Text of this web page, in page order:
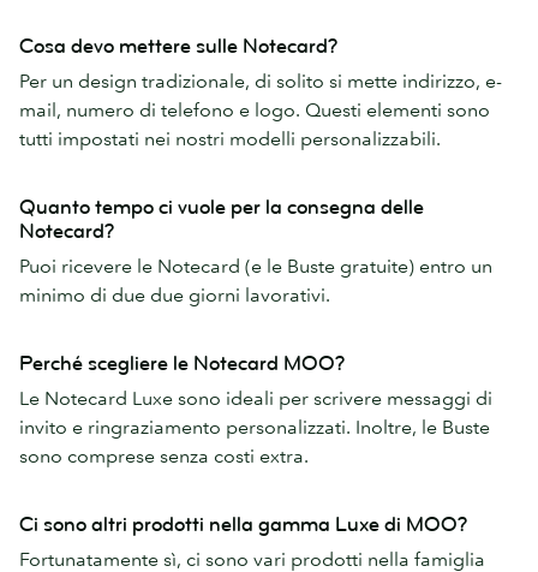
Cosa devo mettere sulle Notecard?
Per un design tradizionale, di solito si mette indirizzo, e-
mail, numero di telefono e logo. Questi elementi sono
tutti impostati nei nostri modelli personalizzabili.
Quanto tempo ci vuole per la consegna delle
Notecard?
Puoi ricevere le Notecard (e le Buste gratuite) entro un
minimo di due due giorni lavorativi.
Perché scegliere le Notecard MOO?
Le Notecard Luxe sono ideali per scrivere messaggi di
invito e ringraziamento personalizzati. Inoltre, le Buste
sono comprese senza costi extra.
Ci sono altri prodotti nella gamma Luxe di MOO?
Fortunatamente sì, ci sono vari prodotti nella famiglia